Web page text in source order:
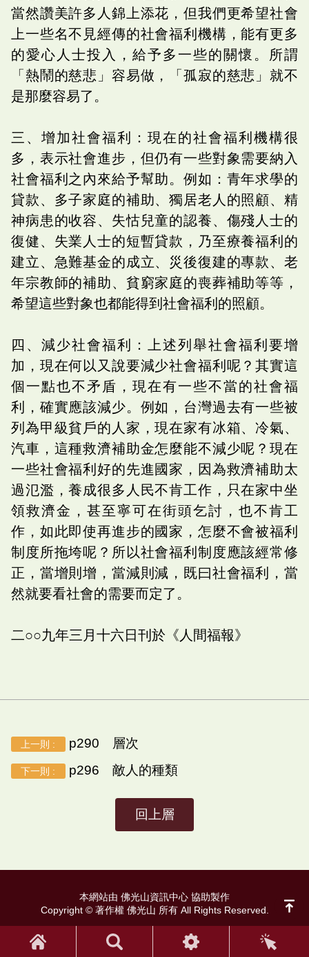
當然讚美許多人錦上添花，但我們更希望社會
上一些名不見經傳的社會福利機構，能有更多
的愛心人士投入，給予多一些的關懷。所謂
「熱鬧的慈悲」容易做，「孤寂的慈悲」就不
是那麼容易了。
三、增加社會福利：現在的社會福利機構很
多，表示社會進步，但仍有一些對象需要納入
社會福利之內來給予幫助。例如：青年求學的
貸款、多子家庭的補助、獨居老人的照顧、精
神病患的收容、失怙兒童的認養、傷殘人士的
復健、失業人士的短暫貸款，乃至療養福利的
建立、急難基金的成立、災後復建的專款、老
年宗教師的補助、貧窮家庭的喪葬補助等等，
希望這些對象也都能得到社會福利的照顧。
四、減少社會福利：上述列舉社會福利要增
加，現在何以又說要減少社會福利呢？其實這
個一點也不矛盾，現在有一些不當的社會福
利，確實應該減少。例如，台灣過去有一些被
列為甲級貧戶的人家，現在家有冰箱、冷氣、
汽車，這種救濟補助金怎麼能不減少呢？現在
一些社會福利好的先進國家，因為救濟補助太
過氾濫，養成很多人民不肯工作，只在家中坐
領救濟金，甚至寧可在街頭乞討，也不肯工
作，如此即使再進步的國家，怎麼不會被福利
制度所拖垮呢？所以社會福利制度應該經常修
正，當增則增，當減則減，既曰社會福利，當
然就要看社會的需要而定了。
二○○九年三月十六日刊於《人間福報》
上一則 : p290 層次
下一則 : p296 敵人的種類
回上層
本網站由 佛光山資訊中心 協助製作
Copyright © 著作權 佛光山 所有 All Rights Reserved.